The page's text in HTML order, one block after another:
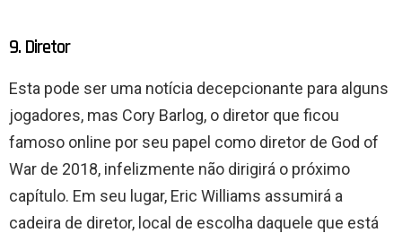
9. Diretor
Esta pode ser uma notícia decepcionante para alguns
jogadores, mas Cory Barlog, o diretor que ficou
famoso online por seu papel como diretor de God of
War de 2018, infelizmente não dirigirá o próximo
capítulo. Em seu lugar, Eric Williams assumirá a
cadeira de diretor, local de escolha daquele que está